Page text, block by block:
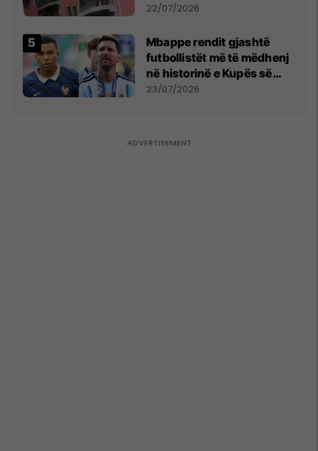
22/07/2026
Mbappe rendit gjashtë
futbollistët më të mëdhenj
në historinë e Kupës së
Botës, Messi mbetet i dyti
23/07/2026